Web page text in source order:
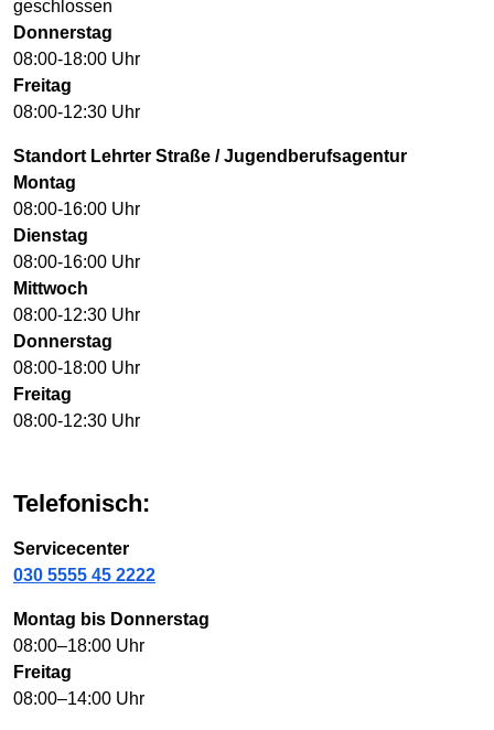
geschlossen
Donnerstag
08:00-18:00 Uhr
Freitag
08:00-12:30 Uhr
Standort Lehrter Straße / Jugendberufsagentur
Montag
08:00-16:00 Uhr
Dienstag
08:00-16:00 Uhr
Mittwoch
08:00-12:30 Uhr
Donnerstag
08:00-18:00 Uhr
Freitag
08:00-12:30 Uhr
Telefonisch:
Servicecenter
030 5555 45 2222
Montag bis Donnerstag
08:00–18:00 Uhr
Freitag
08:00–14:00 Uhr